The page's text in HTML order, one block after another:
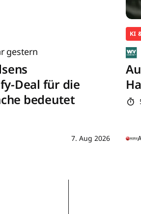
gestern
Deal für die
bedeutet
7. Aug 2026
KI